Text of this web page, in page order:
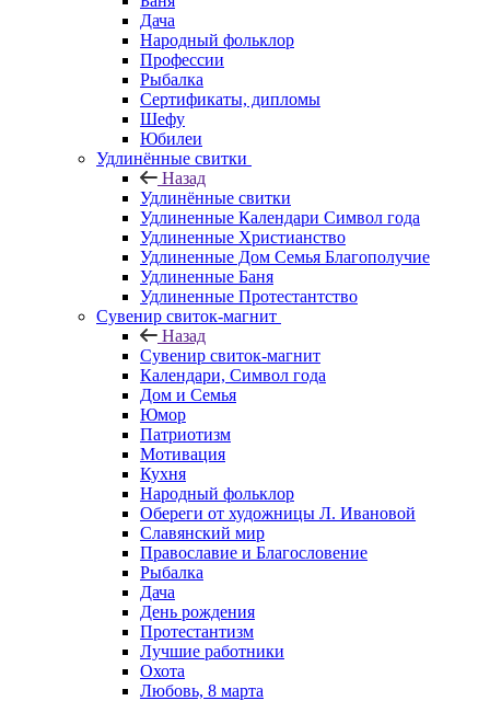
Дача
Народный фольклор
Профессии
Рыбалка
Сертификаты, дипломы
Шефу
Юбилеи
Удлинённые свитки
Назад
Удлинённые свитки
Удлиненные Календари Символ года
Удлиненные Христианство
Удлиненные Дом Семья Благополучие
Удлиненные Баня
Удлиненные Протестантство
Сувенир свиток-магнит
Назад
Сувенир свиток-магнит
Календари, Символ года
Дом и Семья
Юмор
Патриотизм
Мотивация
Кухня
Народный фольклор
Обереги от художницы Л. Ивановой
Славянский мир
Православие и Благословение
Рыбалка
Дача
День рождения
Протестантизм
Лучшие работники
Охота
Любовь, 8 марта